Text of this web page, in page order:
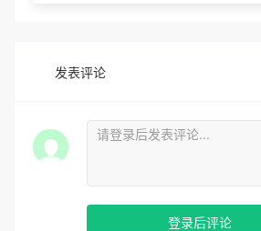
发表评论
登录后评论